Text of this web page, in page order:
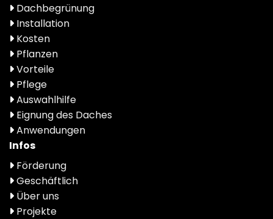
Dachbegrünung
Installation
Kosten
Pflanzen
Vorteile
Pflege
Auswahlhilfe
Eignung des Daches
Anwendungen
Infos
Förderung
Geschäftlich
Über uns
Projekte